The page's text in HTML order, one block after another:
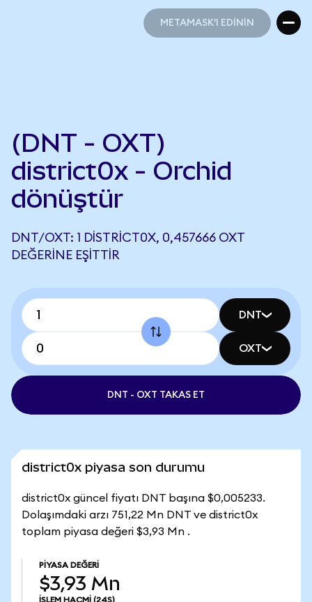
METAMASK'I EDİNİN
(DNT - OXT)
district0x - Orchid
dönüştür
DNT/OXT: 1 DISTRICT0X, 0,457666 OXT
DEĞERINE EŞITTIR
DNT
OXT
DNT - OXT TAKAS ET
district0x piyasa son durumu
district0x güncel fiyatı DNT başına $0,005233.
Dolaşımdaki arzı 751,22 Mn DNT ve district0x
toplam piyasa değeri $3,93 Mn .
PIYASA DEĞERI
$3,93 Mn
İŞLEM HACMI (24S)